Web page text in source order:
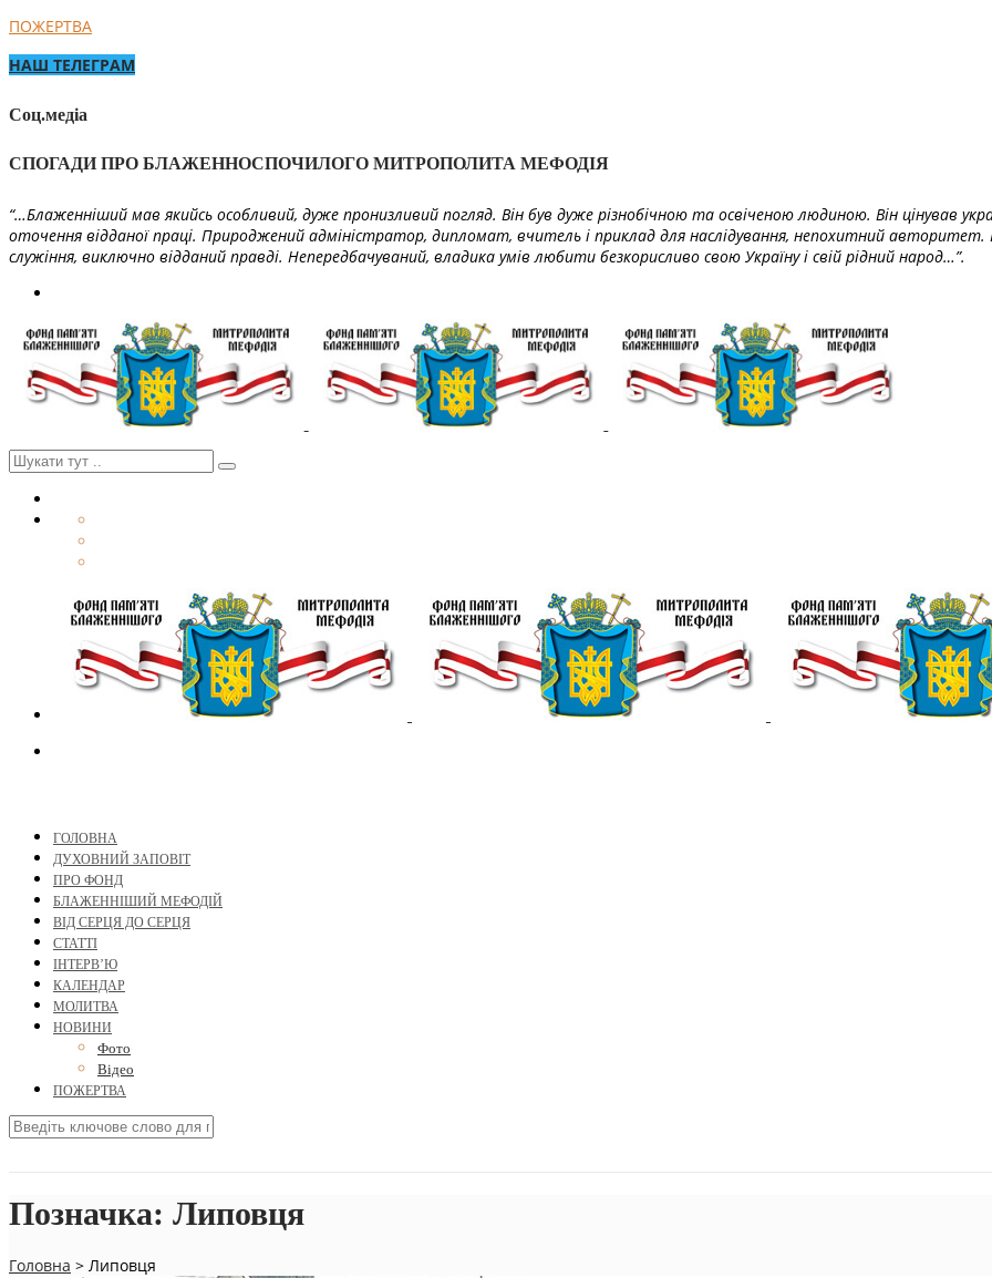
ПОЖЕРТВА
НАШ ТЕЛЕГРАМ
Соц.медіа
СПОГАДИ ПРО БЛАЖЕННОСПОЧИЛОГО МИТРОПОЛИТА МЕФОДІЯ
“…Блаженніший мав якийсь особливий, дуже пронизливий погляд. Він був дуже різнобічною та освіченою людиною. Він цінував
оточення відданої праці. Природжений адміністратор, дипломат, вчитель і приклад для наслідування, непохитний
служіння, виключно відданий правді. Непередбачуваний, владика умів любити безкорисливо свою Україну і свій рідний народ…”.
ГОЛОВНА
ДУХОВНИЙ ЗАПОВІТ
ПРО ФОНД
БЛАЖЕННІШИЙ МЕФОДІЙ
ВІД СЕРЦЯ ДО СЕРЦЯ
СТАТТІ
ІНТЕРВ’Ю
КАЛЕНДАР
МОЛИТВА
НОВИНИ
Фото
Відео
ПОЖЕРТВА
Позначка: Липовця
Головна > Липовця